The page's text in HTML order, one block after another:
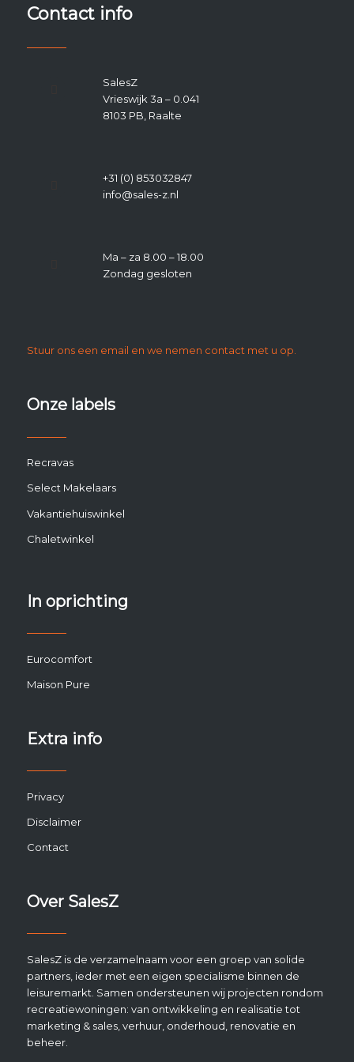
Contact info
SalesZ
Vrieswijk 3a – 0.041
8103 PB, Raalte
+31 (0) 853032847
info@sales-z.nl
Ma – za 8.00 – 18.00
Zondag gesloten
Stuur ons een email en we nemen contact met u op.
Onze labels
Recravas
Select Makelaars
Vakantiehuiswinkel
Chaletwinkel
In oprichting
Eurocomfort
Maison Pure
Extra info
Privacy
Disclaimer
Contact
Over SalesZ
SalesZ is de verzamelnaam voor een groep van solide
partners, ieder met een eigen specialisme binnen de
leisuremarkt. Samen ondersteunen wij projecten rondom
recreatiewoningen: van ontwikkeling en realisatie tot
marketing & sales, verhuur, onderhoud, renovatie en
beheer.